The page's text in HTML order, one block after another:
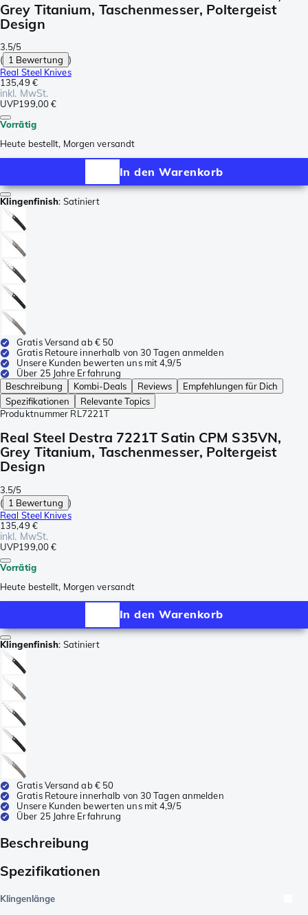
Grey Titanium, Taschenmesser, Poltergeist
Design
3.5/5
( 1 Bewertung )
Real Steel Knives
135,49 €
inkl. MwSt.
UVP199,00 €
Vorrätig
Heute bestellt, Morgen versandt
In den Warenkorb
Klingenfinish: Satiniert
Gratis Versand ab € 50
Gratis Retoure innerhalb von 30 Tagen anmelden
Unsere Kunden bewerten uns mit 4,9/5
Über 25 Jahre Erfahrung
Beschreibung
Kombi-Deals Reviews
Empfehlungen für Dich
Spezifikationen
Relevante Topics
Produktnummer RL7221T
Real Steel Destra 7221T Satin CPM S35VN,
Grey Titanium, Taschenmesser, Poltergeist
Design
3.5/5
( 1 Bewertung )
Real Steel Knives
135,49 €
inkl. MwSt.
UVP199,00 €
Vorrätig
Heute bestellt, Morgen versandt
In den Warenkorb
Klingenfinish: Satiniert
Gratis Versand ab € 50
Gratis Retoure innerhalb von 30 Tagen anmelden
Unsere Kunden bewerten uns mit 4,9/5
Über 25 Jahre Erfahrung
Beschreibung
Spezifikationen
Klingenlänge